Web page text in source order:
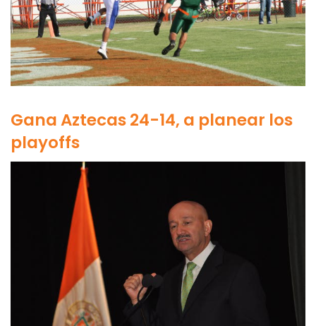
Gana Aztecas 24-14, a planear los
playoffs